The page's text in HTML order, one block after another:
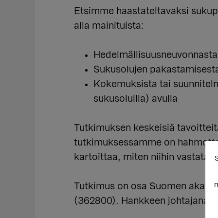
Etsimme haastateltavaksi
alla mainituista:
Sukusolujen
Kokemuksista tai
sukusoluilla) avulla
Tutkimuksen keskeisiä
tutkimuksessamme on
kartoittaa, miten niihin
Tutkimus on osa Suomen
(362800). Hankkeen johtajana